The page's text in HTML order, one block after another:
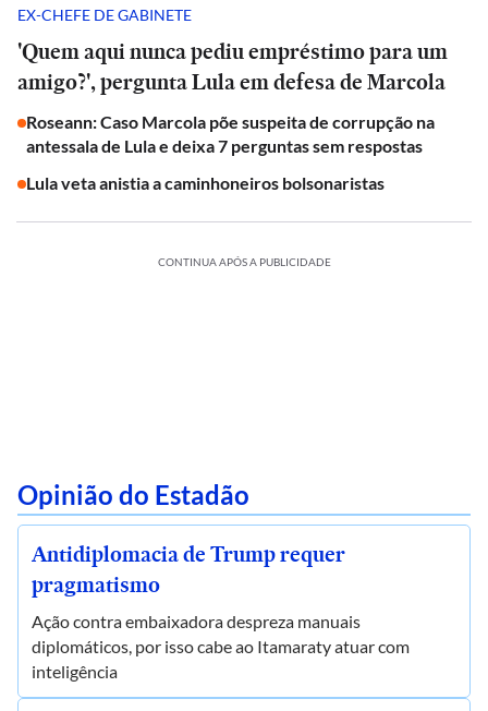
EX-CHEFE DE GABINETE
'Quem aqui nunca pediu empréstimo para um
amigo?', pergunta Lula em defesa de Marcola
Roseann: Caso Marcola põe suspeita de corrupção na
antessala de Lula e deixa 7 perguntas sem respostas
Lula veta anistia a caminhoneiros bolsonaristas
CONTINUA APÓS A PUBLICIDADE
Opinião do Estadão
Antidiplomacia de Trump requer
pragmatismo
Ação contra embaixadora despreza manuais
diplomáticos, por isso cabe ao Itamaraty atuar com
inteligência